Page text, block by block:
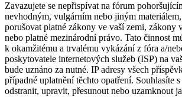
Zavazujete se nepřispívat na fórum
nevhodným, vulgárním nebo jiným
porušovat platné zákony ve vaší zemi, zákony
nebo platné mezinárodní právo. Tato činnost
k okamžitému a trvalému vykázání z fóra a/
poskytovatele internetových služeb (ISP) na
bude uznáno za nutné. IP adresy všech
případné uplatnění těchto opatření. Souhlasíte
odstranit, upravit, přesunout nebo uzamknout